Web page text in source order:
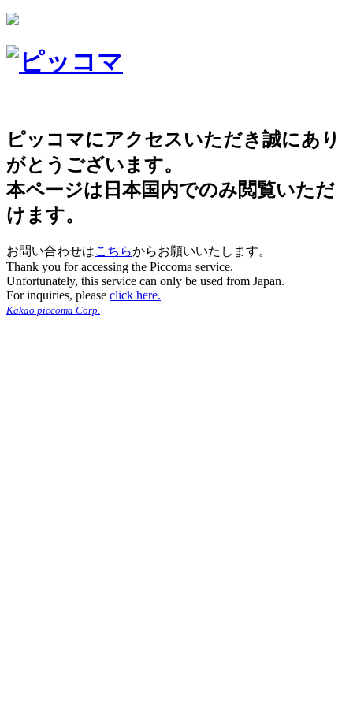
ピッコマにアクセスいただき誠にあり
がとうございます。
本ページは日本国内でのみ閲覧いただ
けます。
お問い合わせはこちらからお願いいたします。
Thank you for accessing the Piccoma service.
Unfortunately, this service can only be used from Japan.
For inquiries, please click here.
Kakao piccoma Corp.